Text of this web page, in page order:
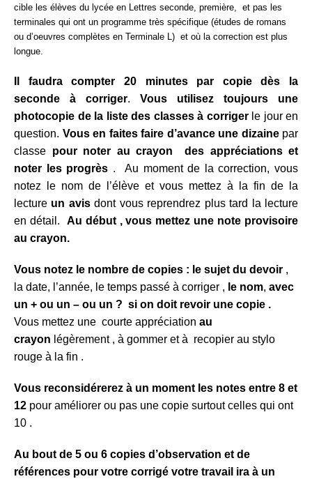
cible les élèves du lycée en Lettres seconde, première, et pas les
terminales qui ont un programme très spécifique (études de romans
ou d’oeuvres complètes en Terminale L) et où la correction est plus
longue.
Il faudra compter 20 minutes par copie dès la
seconde à corriger. Vous utilisez toujours une
photocopie de la liste des classes à corrigerle jour en
question. Vous en faites faire d’avance une dizainepar
classe pour noter au crayon des appréciations et
noter les progrès . Au moment de la correction, vous
notez le nom de l’élève et vous mettez à la fin de la
lecture un avisdont vous reprendrez plus tard la lecture
en détail. Au début , vous mettez une note provisoire
au crayon.
Vous notez le nombre de copies : le sujet du devoir ,
la date, l’année, le temps passé à corriger , le nom, avec
un + ou un – ou un ? si on doit revoir une copie .
Vous mettez une courte appréciation au
crayon légèrement , à gommer et à recopier au stylo
rouge à la fin .
Vous reconsidérerez à un moment les notes entre 8 et
12 pour améliorer ou pas une copie surtout celles qui ont
10 .
Au bout de 5 ou 6 copies d’observation et de
références pour votre corrigé votre travail ira à un